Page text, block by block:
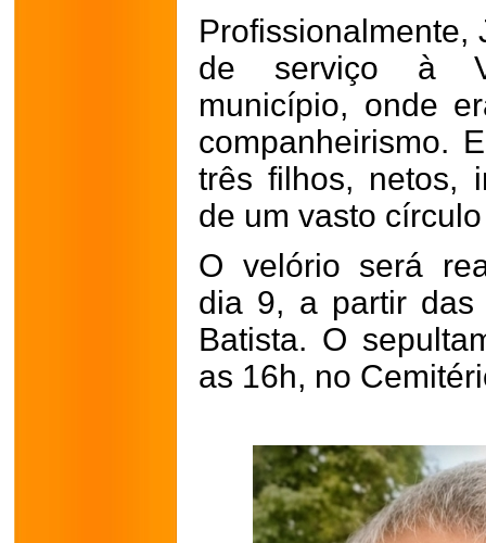
Profissionalmente,
de serviço à
município, onde
companheirismo.
três filhos, netos,
de um vasto
O velório será
dia 9, a partir das
Batista. O
as 16h, no